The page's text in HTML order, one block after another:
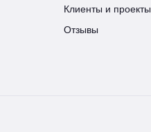
Клиенты и проекты
Отзывы